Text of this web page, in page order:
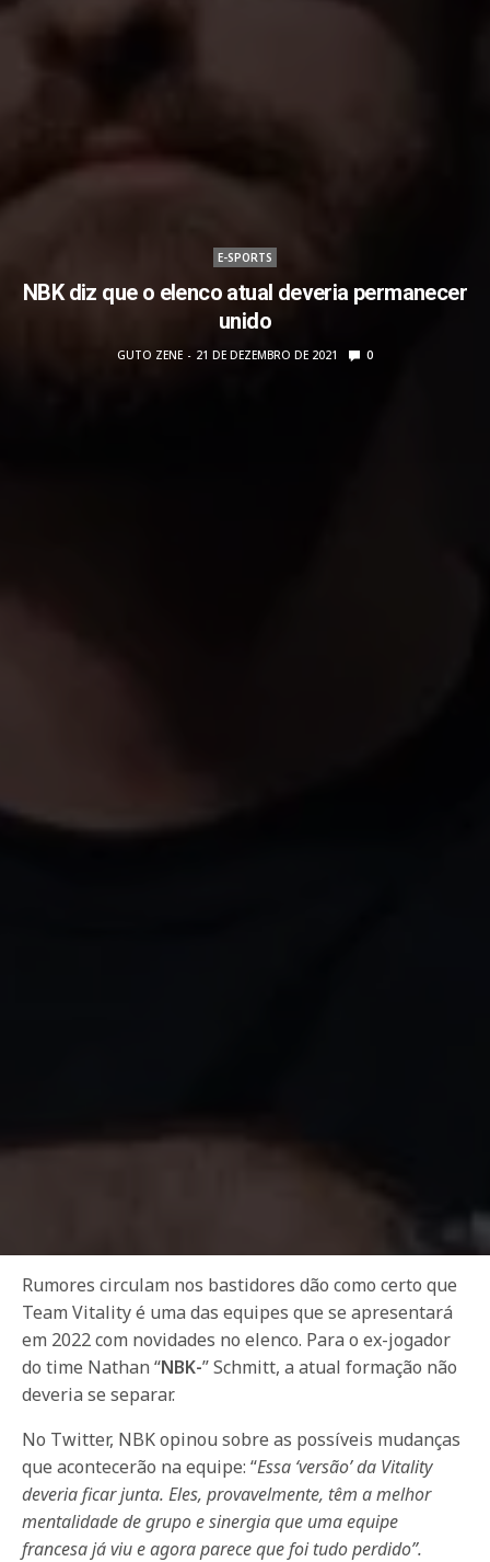
E-SPORTS
NBK diz que o elenco atual deveria permanecer
unido
GUTO ZENE 21 DE DEZEMBRO DE 2021 0
Rumores circulam nos bastidores dão como certo que
Team Vitality é uma das equipes que se apresentará
em 2022 com novidades no elenco. Para o ex-jogador
do time Nathan “NBK-” Schmitt, a atual formação não
deveria se separar.
No Twitter, NBK opinou sobre as possíveis mudanças
que acontecerão na equipe: “Essa ‘versão’ da Vitality
deveria ficar junta. Eles, provavelmente, têm a melhor
mentalidade de grupo e sinergia que uma equipe
francesa já viu e agora parece que foi tudo perdido”.